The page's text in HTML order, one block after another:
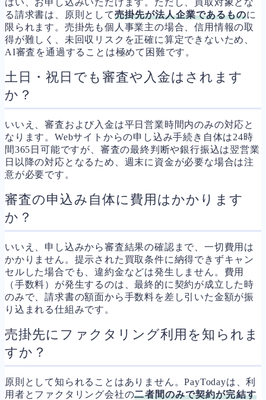
る請求書は、原則として売掛先が法人企業であるものに
限られます。売掛先も個人事業主の場合、信用情報の取
得が難しく、未回収リスクを正確に算定できないため、
AI審査を通過することは極めて困難です。
土日・祝日でも審査や入金はされます
か？
いいえ、審査および入金は平日営業時間内のみの対応と
なります。Webサイトからの申し込み手続き自体は24時
間365日可能ですが、審査の最終判断や銀行振込は翌営業
日以降の対応となるため、週末に資金が必要な場合は注
意が必要です。
審査の申込み自体に費用はかかります
か？
いいえ、申し込みから審査結果の確認まで、一切費用は
かかりません。提示された買取条件に納得できずキャン
セルした場合でも、違約金などは発生しません。費用
（手数料）が発生するのは、最終的に契約が成立した時
のみで、請求書の額面から手数料を差し引いた金額が振
り込まれる仕組みです。
売掛先にファクタリング利用を知られま
すか？
原則として知られることはありません。PayTodayは、利
用者とファクタリング会社の二者間のみで契約が完結す